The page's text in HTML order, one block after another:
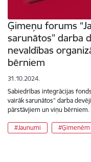
Ģimeņu forums
sarunātos” darba
nevaldības
bērniem
31.10.2024.
Sabiedrības integrācijas
vairāk sarunātos” darba
pārstāvjiem un viņu
#Jaunumi #Ģimenēm